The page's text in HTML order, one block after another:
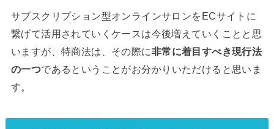
サブスクリプション型オンラインサロンをECサイトに
繋げて活用されていくケースは今後増えていくことと思
いますが、特商法は、その際に非常に着目すべき現行法
の一つであるということがお分かりいただけると思いま
す。